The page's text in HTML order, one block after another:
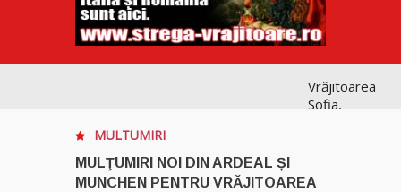
Vrăjitoarea
Sofia,
pentru
MULTUMIRI
MULŢUMIRI NOI DIN ARDEAL ȘI
MUNCHEN PENTRU VRĂJITOAREA